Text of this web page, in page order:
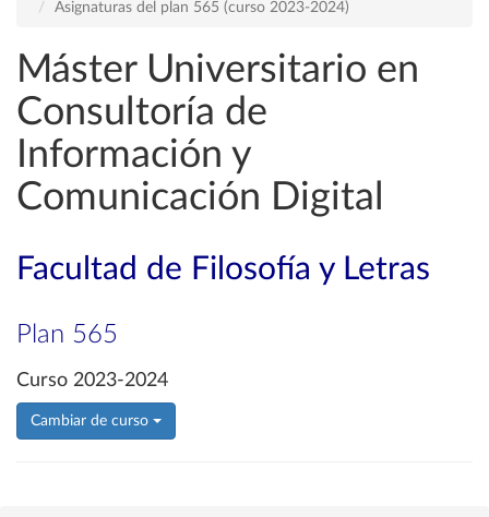
Asignaturas del plan 565 (curso 2023-2024)
Máster Universitario en
Consultoría de
Información y
Comunicación Digital
Facultad de Filosofía y Letras
Plan 565
Curso 2023-2024
Cambiar de curso